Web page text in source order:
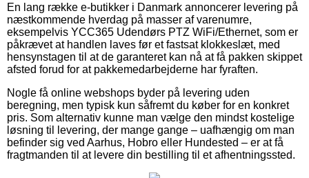
En lang række e-butikker i Danmark annoncerer levering på
næstkommende hverdag på masser af varenumre,
eksempelvis YCC365 Udendørs PTZ WiFi/Ethernet, som er
påkrævet at handlen laves før et fastsat klokkeslæt, med
hensynstagen til at de garanteret kan nå at få pakken skippet
afsted forud for at pakkemedarbejderne har fyraften.
Nogle få online webshops byder på levering uden
beregning, men typisk kun såfremt du køber for en konkret
pris. Som alternativ kunne man vælge den mindst kostelige
løsning til levering, der mange gange – uafhængig om man
befinder sig ved Aarhus, Hobro eller Hundested – er at få
fragtmanden til at levere din bestilling til et afhentningssted.